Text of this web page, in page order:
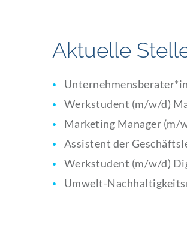
Aktuelle
Werkstudent (m/w/d)
Marketing Manager (m/
Assistent der
Werkstudent (m/w/d)
Umwelt-